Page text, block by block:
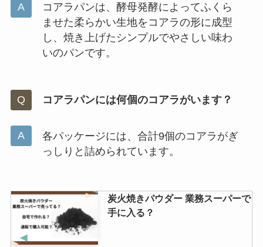
コアラパンは、酵母発酵によってふくら
ませた柔らかい生地をコアラの形に成型
し、焼き上げたシンプルでやさしい味わ
いのパンです。
コアラパンには何個のコアラがいます？
各パッケージには、合計9個のコアラがぎ
っしりと詰められています。
炭火焼きパウダー 業務スーパーで
手に入る？